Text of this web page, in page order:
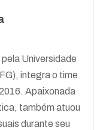
Universidade
integra o time
Apaixonada
também atuou
durante seu